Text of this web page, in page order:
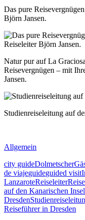
Das pure
Björn Jansen.
Natur pur auf La
Reisevergnügen – mit
Jansen.
Studienreiseleitung auf
Allgemein
city guideDolmetscher
de viajeguideguided visit
LanzaroteReiseleiter
auf den Kanarischen
Dresden
Reiseführer in Dresden